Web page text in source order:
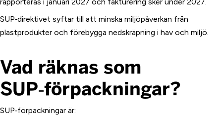
SUP‑direktivet syftar till att minska miljöpåverkan från
plastprodukter och förebygga nedskräpning i hav och miljö.
Vad räknas som
SUP‑förpackningar?
SUP‑förpackningar är: